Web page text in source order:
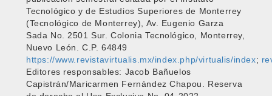
Tecnológico y de Estudios Superiores de Monterrey
(Tecnológico de Monterrey), Av. Eugenio Garza
Sada No. 2501 Sur. Colonia Tecnológico, Monterrey,
Nuevo León. C.P. 64849
https://www.revistavirtualis.mx/index.php/virtualis/index;
Editores responsables: Jacob Bañuelos
Capistrán/Maricarmen Fernández Chapou. Reserva